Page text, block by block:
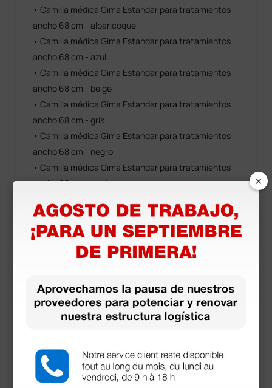
• Camilla médica Gima Estandar para tratamientos
ancho 68 cm - albaricoque
• Camilla médica Gima Estandar para tratamientos
ancho 68 cm - azul
• Camilla médica Gima Estandar para tratamientos
ancho 68 cm - beige
• Camilla médica Gima Estandar para tratamientos
ancho 68 cm - gris
• Camilla médica Gima Estandar para tratamientos
ancho 68 cm - negro
• Camilla médica Gima Estandar para tratamientos
ancho 68 cm - verde
ancho 80 cm - albaricoque
• Camilla médica Gima Large para tratamientos
ancho 80 cm - azul
• Camilla médica Gima Large para tratamientos
• Camilla médica Gima Large para tratamientos
ancho 80 cm - gris
• Camilla médica Gima Large para tratamientos
• Camilla médica Gima Large para tratamientos
ancho 80 cm - verde
×